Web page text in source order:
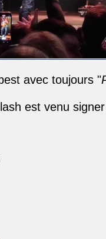
avec toujours "
est venu